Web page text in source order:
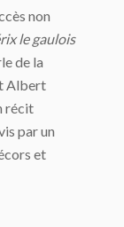
non
le gaulois
de la
Albert
récit
par un
et